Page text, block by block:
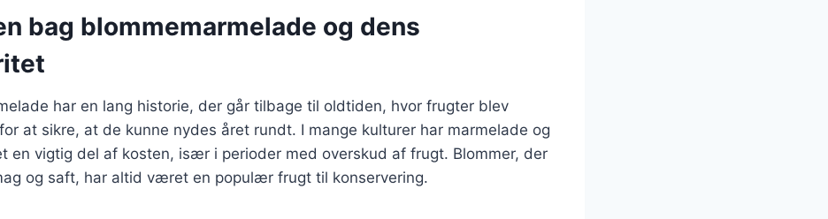
bag blommemarmelade og dens
har en lang historie, der går tilbage til oldtiden, hvor frugter blev
at sikre, at de kunne nydes året rundt. I mange kulturer har marmelade og
en vigtig del af kosten, især i perioder med overskud af frugt. Blommer, der
og saft, har altid været en populær frugt til konservering.